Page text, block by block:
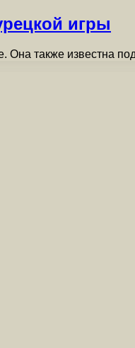
игры
Она также известна